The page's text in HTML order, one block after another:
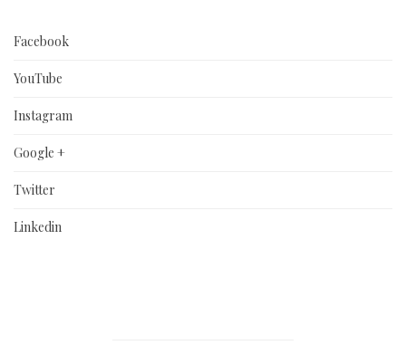
Facebook
YouTube
Instagram
Google +
Twitter
Linkedin